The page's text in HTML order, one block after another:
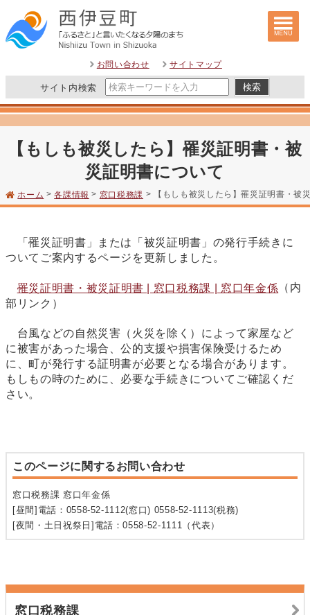
お問い合わせ サイトマップ
サイト内検索
【もしも被災したら】罹災証明書・被
災証明書について
ホーム >各課情報 > 窓口税務課 > 【もしも被災したら】罹災証明書・被
「罹災証明書」または「被災証明書」の発行手続きに
ついてご案内するページを更新しました。
罹災証明書・被災証明書 | 窓口税務課 | 窓口年金係 （内
部リンク）
台風などの自然災害（火災を除く）によって家屋など
に被害があった場合、公的支援や損害保険受けるため
に、町が発行する証明書が必要となる場合があります。
もしもの時のために、必要な手続きについてご確認くだ
さい。
このページに関するお問い合わせ
窓口税務課 窓口年金係
[昼間]電話：0558-52-1112(窓口) 0558-52-1113(税務)
[夜間・土日祝祭日]電話：0558-52-1111（代表）
窓口税務課